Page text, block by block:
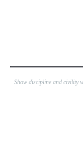
Show discipline and civility